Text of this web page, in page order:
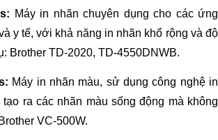
Máy in nhãn chuyên dụng cho các ứng
y tế, với khả năng in nhãn khổ rộng và độ
Brother TD-2020, TD-4550DNWB.
Máy in nhãn màu, sử dụng công nghệ in
ra các nhãn màu sống động mà không
VC-500W.